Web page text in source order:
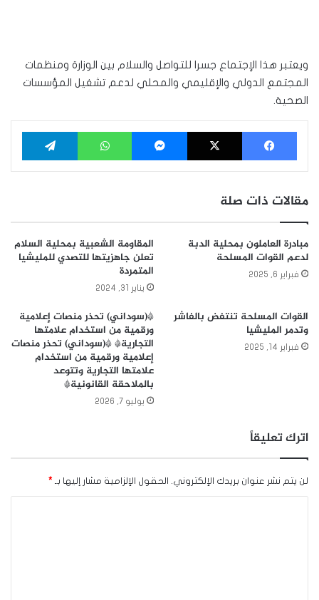
ويعتبر هذا الإجتماع جسرا للتواصل والسلام بين الوزارة ومنظمات
المجتمع الدولي والإقليمي والمحلي لدعم تشغيل المؤسسات
الصحية.
فيسبوك ‫X ماسنجر واتساب
مقالات ذات صلة
مبادرة العاملون بمحلية الدبة
لدعم القوات المسلحة
فبراير 6, 2025
المقاومة الشعبية بمحلية السلام
تعلن جاهزيتها للتصدي للمليشيا
المتمردة
يناير 31, 2024
القوات المسلحة تنتفض بالفاشر
وتدمر المليشيا
فبراير 14, 2025
*(سوداني) تحذر منصات إعلامية
ورقمية من استخدام علامتها
التجارية* *(سوداني) تحذر منصات
إعلامية ورقمية من استخدام
علامتها التجارية وتتوعد
بالملاحقة القانونية*
يوليو 7, 2026
اترك تعليقاً
لن يتم نشر عنوان بريدك الإلكتروني. الحقول الإلزامية مشار إليها بـ *